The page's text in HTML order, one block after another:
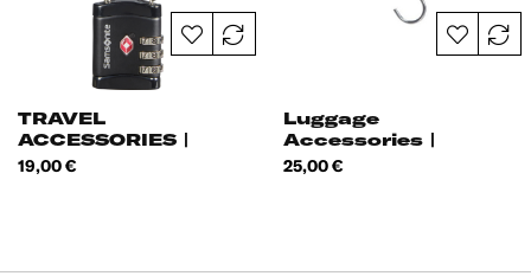
TRAVEL
ACCESSORIES |
Cablelock 3Dial
Cena
19,00 €
Luggage
Accessories |
Digital Luggage
Cena
25,00 €